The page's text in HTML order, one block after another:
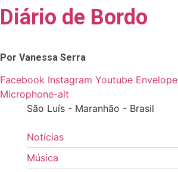
Skip
to
Diário de Bordo
Por Vanessa Serra
Facebook Instagram Youtube Envelope
Microphone-alt
São Luís - Maranhão - Brasil
Notícias
Música